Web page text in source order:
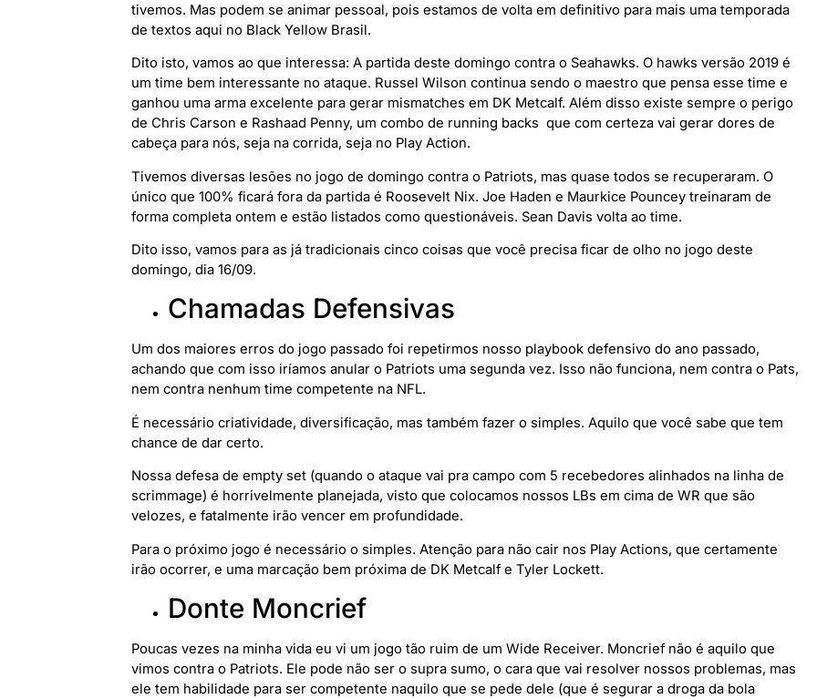
tivemos. Mas podem se animar pessoal, pois estamos de volta em definitivo para mais uma temporada
de textos aqui no Black Yellow Brasil.
Dito isto, vamos ao que interessa: A partida deste domingo contra o Seahawks. O hawks versão 2019 é
um time bem interessante no ataque. Russel Wilson continua sendo o maestro que pensa esse time e
ganhou uma arma excelente para gerar mismatches em DK Metcalf. Além disso existe sempre o perigo
de Chris Carson e Rashaad Penny, um combo de running backs que com certeza vai gerar dores de
cabeça para nós, seja na corrida, seja no Play Action.
Tivemos diversas lesões no jogo de domingo contra o Patriots, mas quase todos se recuperaram. O
único que 100% ficará fora da partida é Roosevelt Nix. Joe Haden e Maurkice Pouncey treinaram de
forma completa ontem e estão listados como questionáveis. Sean Davis volta ao time.
Dito isso, vamos para as já tradicionais cinco coisas que você precisa ficar de olho no jogo deste
domingo, dia 16/09.
Chamadas Defensivas
Um dos maiores erros do jogo passado foi repetirmos nosso playbook defensivo do ano passado,
achando que com isso iríamos anular o Patriots uma segunda vez. Isso não funciona, nem contra o Pats,
nem contra nenhum time competente na NFL.
É necessário criatividade, diversificação, mas também fazer o simples. Aquilo que você sabe que tem
chance de dar certo.
Nossa defesa de empty set (quando o ataque vai pra campo com 5 recebedores alinhados na linha de
scrimmage) é horrivelmente planejada, visto que colocamos nossos LBs em cima de WR que são
velozes, e fatalmente irão vencer em profundidade.
Para o próximo jogo é necessário o simples. Atenção para não cair nos Play Actions, que certamente
irão ocorrer, e uma marcação bem próxima de DK Metcalf e Tyler Lockett.
Donte Moncrief
Poucas vezes na minha vida eu vi um jogo tão ruim de um Wide Receiver. Moncrief não é aquilo que
vimos contra o Patriots. Ele pode não ser o supra sumo, o cara que vai resolver nossos problemas, mas
ele tem habilidade para ser competente naquilo que se pede dele (que é segurar a droga da bola